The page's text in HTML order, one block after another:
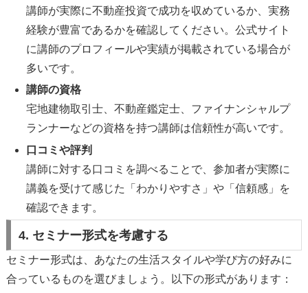
講師が実際に不動産投資で成功を収めているか、実務
経験が豊富であるかを確認してください。公式サイト
に講師のプロフィールや実績が掲載されている場合が
多いです。
講師の資格
宅地建物取引士、不動産鑑定士、ファイナンシャルプ
ランナーなどの資格を持つ講師は信頼性が高いです。
口コミや評判
講師に対する口コミを調べることで、参加者が実際に
講義を受けて感じた「わかりやすさ」や「信頼感」を
確認できます。
4. セミナー形式を考慮する
セミナー形式は、あなたの生活スタイルや学び方の好みに
合っているものを選びましょう。以下の形式があります：